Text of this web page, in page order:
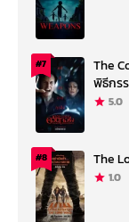
#7
The
พิธีกร
5.0
#8 The
1.0